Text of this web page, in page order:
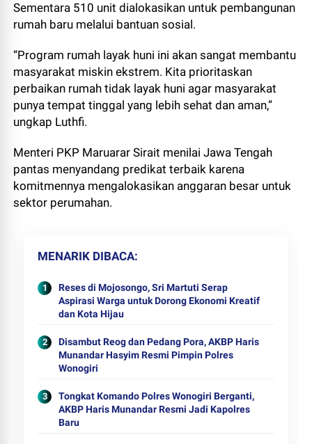
Sementara 510 unit dialokasikan untuk pembangunan
rumah baru melalui bantuan sosial.
“Program rumah layak huni ini akan sangat membantu
masyarakat miskin ekstrem. Kita prioritaskan
perbaikan rumah tidak layak huni agar masyarakat
punya tempat tinggal yang lebih sehat dan aman,”
ungkap Luthfi.
Menteri PKP Maruarar Sirait menilai Jawa Tengah
pantas menyandang predikat terbaik karena
komitmennya mengalokasikan anggaran besar untuk
sektor perumahan.
MENARIK DIBACA
Reses di Mojosongo, Sri Martuti Serap
Aspirasi Warga untuk Dorong Ekonomi Kreatif
dan Kota Hijau
Disambut Reog dan Pedang Pora, AKBP Haris
Munandar Hasyim Resmi Pimpin Polres
Wonogiri
Tongkat Komando Polres Wonogiri Berganti,
AKBP Haris Munandar Resmi Jadi Kapolres
Baru